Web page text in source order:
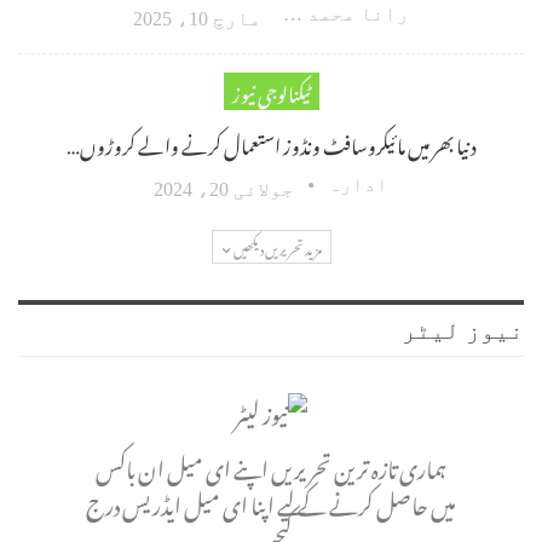
رانا محمد امین اکبر مارچ 10، 2025
ٹیکنالوجی نیوز
دنیا بھر میں مائیکروسافٹ ونڈوز استعمال کرنے والے کروڑوں…
ادارہ جولائی 20، 2024
مزید تحریریں دیکھیں
نیوز لیٹر
ہماری تازہ ترین تحریریں اپنے ای میل ان باکس
میں حاصل کرنے کے لیے اپنا ای میل ایڈریس درج